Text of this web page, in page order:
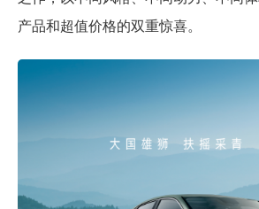
产品和超值价格的双重惊喜。